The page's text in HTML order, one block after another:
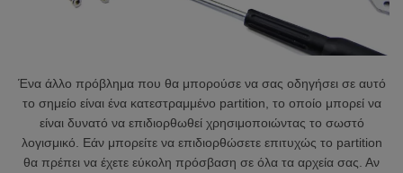
Ένα άλλο πρόβλημα που θα μπορούσε να σας οδηγήσει σε αυτό
το σημείο είναι ένα κατεστραμμένο partition, το οποίο μπορεί να
είναι δυνατό να επιδιορθωθεί χρησιμοποιώντας το σωστό
λογισμικό. Εάν μπορείτε να επιδιορθώσετε επιτυχώς το partition
θα πρέπει να έχετε εύκολη πρόσβαση σε όλα τα αρχεία σας. Αν